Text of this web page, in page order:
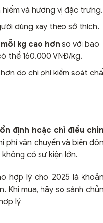
và hương vị đặc trưng.
dùng xay theo sở thích.
kg cao hơn so với bao
thể 160.000 VNĐ/kg.
do chi phí kiểm soát
ổn định hoặc chỉ điều
phí vận chuyển và biến
có sự kiện lớn.
hợp lý cho 2025 là
Khi mua, hãy so sánh
lý.